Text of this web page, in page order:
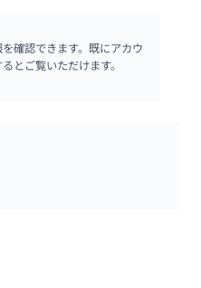
確認できます。既にアカウ
とご覧いただけます。